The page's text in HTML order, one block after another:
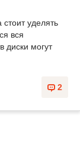
уделять
вся
диски могут
2